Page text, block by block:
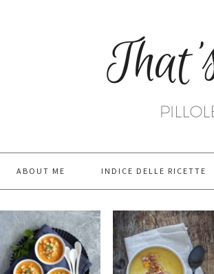
ABOUT ME INDICE DELLE RICETTE